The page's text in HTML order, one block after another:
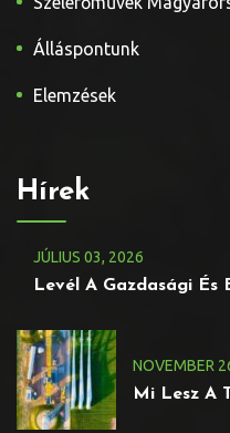
Álláspontunk
Elemzések
Hírek
JÚLIUS 03, 2026
Levél A Gazdasági
NOVEMBER
Mi Lesz A